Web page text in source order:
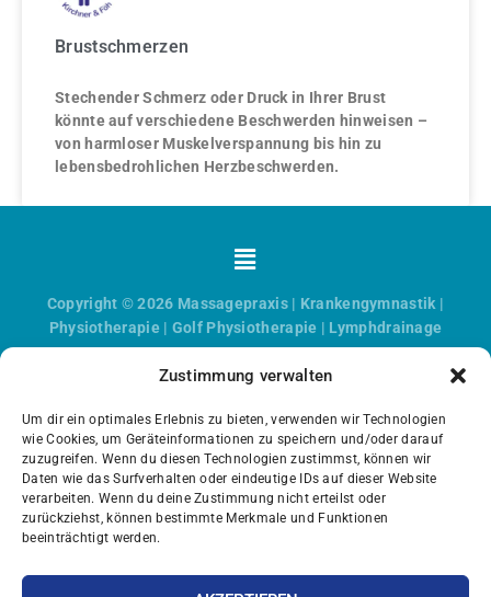
Zustimmung verwalten
Um dir ein optimales Erlebnis zu bieten, verwenden wir Technologien
wie Cookies, um Geräteinformationen zu speichern und/oder darauf
zuzugreifen. Wenn du diesen Technologien zustimmst, können wir
Daten wie das Surfverhalten oder eindeutige IDs auf dieser Website
verarbeiten. Wenn du deine Zustimmung nicht erteilst oder
zurückziehst, können bestimmte Merkmale und Funktionen
beeinträchtigt werden.
Brustschmerzen
Stechender Schmerz oder Druck in Ihrer Brust
könnte auf verschiedene Beschwerden hinweisen –
von harmloser Muskelverspannung bis hin zu
lebensbedrohlichen Herzbeschwerden.
Menü
Copyright © 2026 Massagepraxis| Krankengymnastik|
Physiotherapie| Golf Physiotherapie | Lymphdrainage